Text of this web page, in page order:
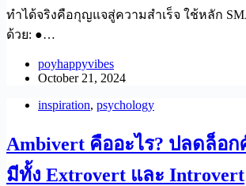
ทำได้จริงคือกุญแจสู่ความสำเร็จ ใช้หลัก
ด้วย: ●…
poyhappyvibes
October 21, 2024
inspiration, psychology
Ambivert คืออะไร? ปลดล็อ
มีทั้ง Extrovert และ Introvert